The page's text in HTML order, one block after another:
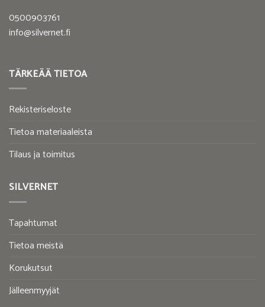
0500903761
info@silvernet.fi
TÄRKEÄÄ TIETOA
Rekisteriseloste
Tietoa materiaaleista
Tilaus ja toimitus
SILVERNET
Tapahtumat
Tietoa meistä
Korukutsut
Jälleenmyyjät